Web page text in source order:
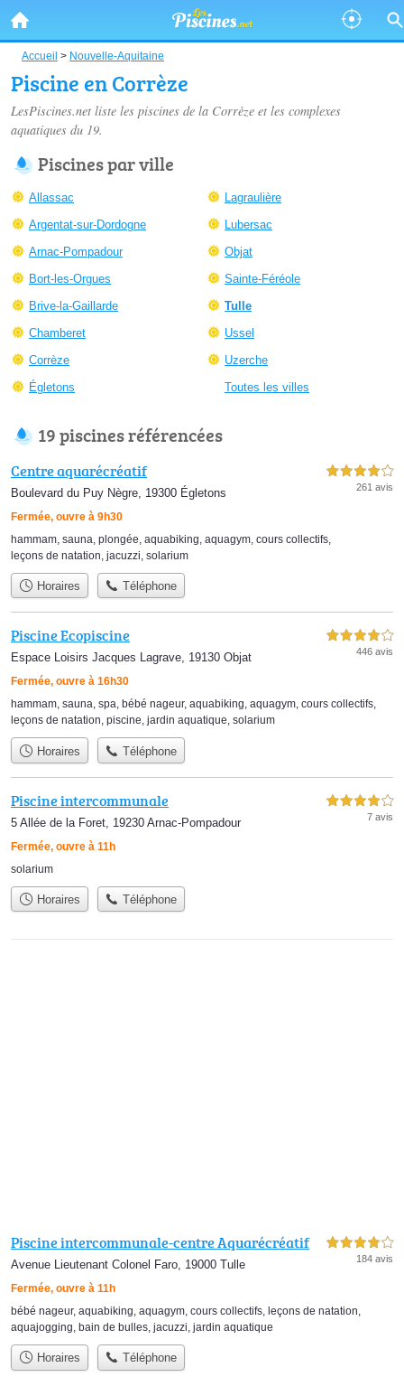
Accueil > Nouvelle-Aquitaine
Piscine en Corrèze
LesPiscines.net liste les piscines de la Corrèze et les complexes
aquatiques du 19.
Piscines par ville
Allassac
Argentat-sur-Dordogne
Arnac-Pompadour
Bort-les-Orgues
Brive-la-Gaillarde
Chamberet
Corrèze
Égletons
Lagraulière
Lubersac
Objat
Sainte-Féréole
Tulle
Ussel
Uzerche
Toutes les villes
19 piscines référencées
Centre aquarécréatif
Boulevard du Puy Nègre, 19300 Égletons
Fermée, ouvre à 9h30
4,0 étoiles sur 5
261 avis
hammam, sauna, plongée, aquabiking, aquagym, cours collectifs,
leçons de natation, jacuzzi, solarium
Horaires Téléphone
Piscine Ecopiscine
Espace Loisirs Jacques Lagrave, 19130 Objat
Fermée, ouvre à 16h30
4,0 étoiles sur 5
446 avis
hammam, sauna, spa, bébé nageur, aquabiking, aquagym, cours collectifs,
leçons de natation, piscine, jardin aquatique, solarium
Horaires Téléphone
Piscine intercommunale
5 Allée de la Foret, 19230 Arnac-Pompadour
Fermée, ouvre à 11h
4,0 étoiles sur 5
7 avis
solarium
Horaires Téléphone
Piscine intercommunale-centre Aquarécréatif
Avenue Lieutenant Colonel Faro, 19000 Tulle
Fermée, ouvre à 11h
4,0 étoiles sur 5
184 avis
bébé nageur, aquabiking, aquagym, cours collectifs, leçons de natation,
aquajogging, bain de bulles, jacuzzi, jardin aquatique
Horaires Téléphone